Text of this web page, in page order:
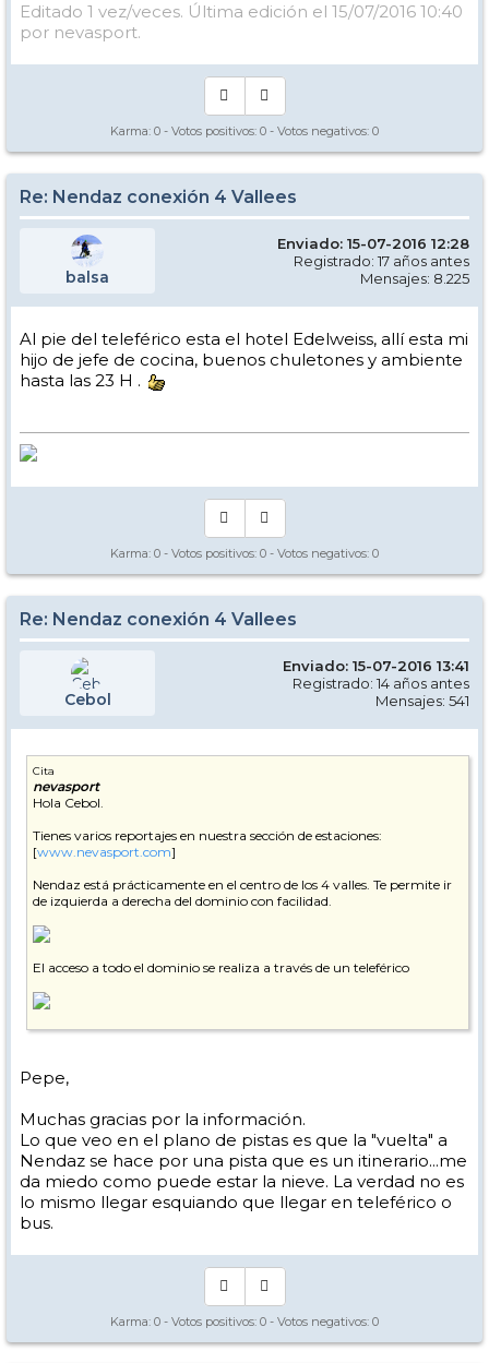
Editado 1 vez/veces. Última edición el 15/07/2016 10:40
por nevasport.
Karma: 0 - Votos positivos: 0 - Votos negativos: 0
Re: Nendaz conexión 4 Vallees
balsa
Enviado: 15-07-2016 12:28
Registrado: 17 años antes
Mensajes: 8.225
Al pie del teleférico esta el hotel Edelweiss, allí esta mi
hijo de jefe de cocina, buenos chuletones y ambiente
hasta las 23 H .
Karma: 0 - Votos positivos: 0 - Votos negativos: 0
Re: Nendaz conexión 4 Vallees
Cebol
Enviado: 15-07-2016 13:41
Registrado: 14 años antes
Mensajes: 541
Cita
nevasport
Hola Cebol.
Tienes varios reportajes en nuestra sección de estaciones:
[www.nevasport.com]
Nendaz está prácticamente en el centro de los 4 valles. Te permite ir
de izquierda a derecha del dominio con facilidad.
El acceso a todo el dominio se realiza a través de un teleférico
No obstane, en ocasiones la zona de Nendaz no dispone de nieve
El pueblo es muy familiar, lejos del glamour de Verbier pero muy
Pepe,
Muchas gracias por la información.
Lo que veo en el plano de pistas es que la "vuelta" a
Nendaz se hace por una pista que es un itinerario...me
da miedo como puede estar la nieve. La verdad no es
lo mismo llegar esquiando que llegar en teleférico o
bus.
Karma: 0 - Votos positivos: 0 - Votos negativos: 0